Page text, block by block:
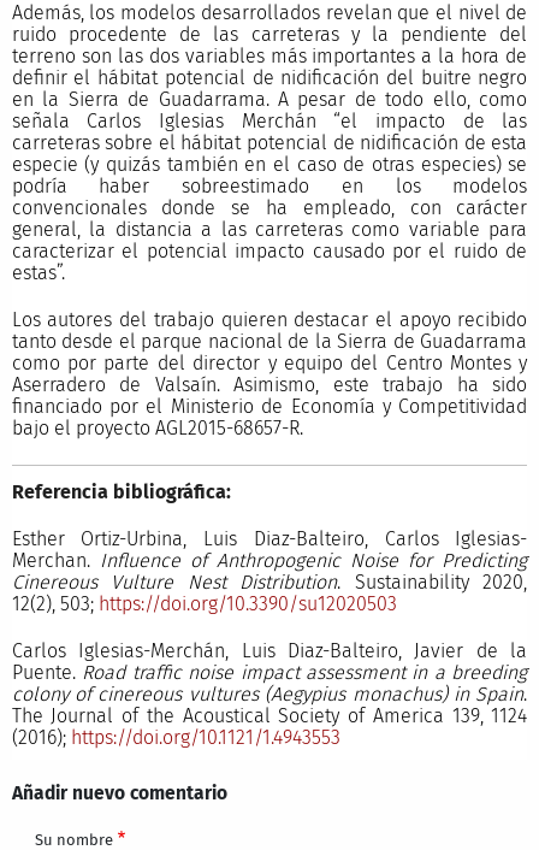
Además, los modelos desarrollados revelan que el nivel de
ruido procedente de las carreteras y la pendiente del
terreno son las dos variables más importantes a la hora de
definir el hábitat potencial de nidificación del buitre negro
en la Sierra de Guadarrama. A pesar de todo ello, como
señala Carlos Iglesias Merchán “el impacto de las
carreteras sobre el hábitat potencial de nidificación de esta
especie (y quizás también en el caso de otras especies) se
podría haber sobreestimado en los modelos
convencionales donde se ha empleado, con carácter
general, la distancia a las carreteras como variable para
caracterizar el potencial impacto causado por el ruido de
estas”.
Los autores del trabajo quieren destacar el apoyo recibido
tanto desde el parque nacional de la Sierra de Guadarrama
como por parte del director y equipo del Centro Montes y
Aserradero de Valsaín. Asimismo, este trabajo ha sido
financiado por el Ministerio de Economía y Competitividad
bajo el proyecto AGL2015-68657-R.
Referencia bibliográfica:
Esther Ortiz-Urbina, Luis Diaz-Balteiro, Carlos Iglesias-
Merchan. Influence of Anthropogenic Noise for Predicting
Cinereous Vulture Nest Distribution. Sustainability 2020,
12(2), 503; https://doi.org/10.3390/su12020503
Carlos Iglesias-Merchán, Luis Diaz-Balteiro, Javier de la
Puente. Road traffic noise impact assessment in a breeding
colony of cinereous vultures (Aegypius monachus) in Spain.
The Journal of the Acoustical Society of America 139, 1124
(2016); https://doi.org/10.1121/1.4943553
Añadir nuevo comentario
Su nombre